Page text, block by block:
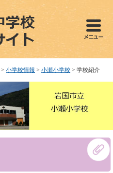
> 小学校情報 > 小瀬小学校 > 学校紹介